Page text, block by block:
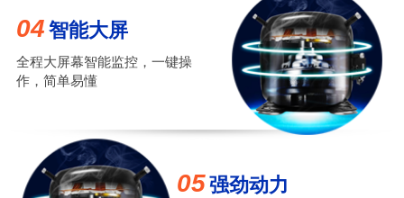
04 智能大屏
全程大屏幕智能监控，一键操
作，简单易懂
05强劲动力